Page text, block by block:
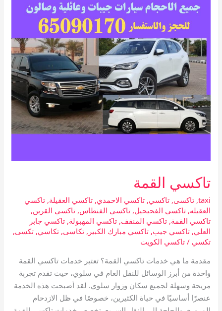
تاكسي القمة
taxi
,تاكسى,تاكسي,تاكسي الاحمدي,تاكسي العقيلة,تاكسي
العقيله,تاكسي الفحيحيل,تاكسي الفنطاس,تاكسي القرين,
تاكسي القمة,تاكسي المنقف,تاكسي المهبولة,تاكسي جابر
العلي,تاكسي جيب,تاكسي مبارك الكبير ,تكاسى,تكاسي,تكسى,
تكسي /تاكسي الكويت
مقدمة ما هي خدمات تاكسي القمة؟ تعتبر خدمات تاكسي القمة
واحدة من أبرز الوسائل للنقل العام في سلوي، حيث تقدم تجربة
مريحة وسهلة لجميع سكان وزوار سلوي. لقد أصبحت هذه الخدمة
عنصرًا أساسيًا في حياة الكثيرين، خصوصًا في ظل الازدحام